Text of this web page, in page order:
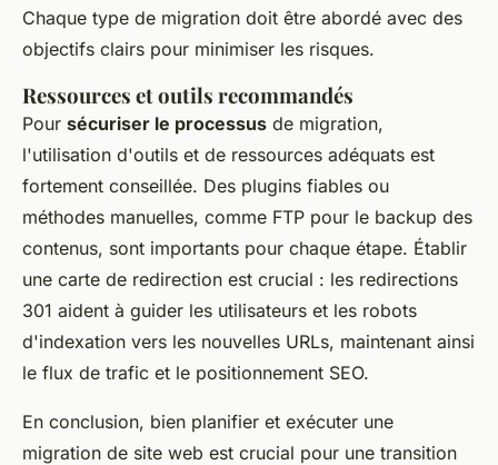
Chaque type de migration doit être abordé avec des
objectifs clairs pour minimiser les risques.
Ressources et outils recommandés
Pour sécuriser le processus de migration,
l'utilisation d'outils et de ressources adéquats est
fortement conseillée. Des plugins fiables ou
méthodes manuelles, comme FTP pour le backup des
contenus, sont importants pour chaque étape. Établir
une carte de redirection est crucial : les redirections
301 aident à guider les utilisateurs et les robots
d'indexation vers les nouvelles URLs, maintenant ainsi
le flux de trafic et le positionnement SEO.
En conclusion, bien planifier et exécuter une
migration de site web est crucial pour une transition